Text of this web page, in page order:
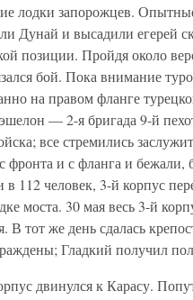
лодки запорожцев.
Дунай и высадили егерей
позиции. Пройдя около
бой. Пока внимание
на правом фланге
— 2-я бригада 9-й
все стремились
фронта и с фланга и бежали,
112 человек, 3-й корпус
моста. 30 мая весь 3-й
тот же день сдалась
Гладкий получил
двинулся к Карасу.